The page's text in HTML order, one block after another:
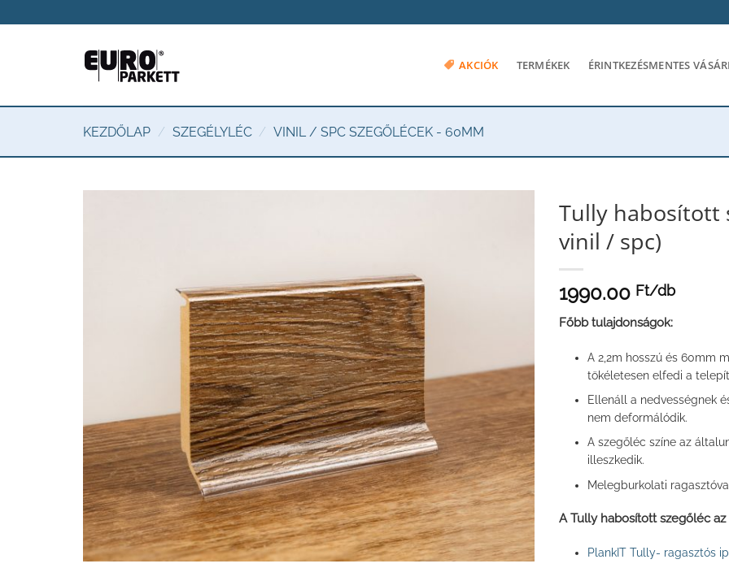
to
AKCIÓK TERMÉKEK ÉRINTKEZÉSMENTES
KEZDŐLAP / SZEGÉLYLÉC / VINIL / SPC SZEGŐLÉCEK - 60MM
Tully habosított
vinil / spc)
1990.00 Ft/db
Főbb tulajdonságok:
A 2,2m hosszú és 60mm
tökéletesen elfedi a
Ellenáll a nedvességnek
nem deformálódik.
A szegőléc színe az
illeszkedik.
Melegburkolati
A Tully habosított szegőléc
PlankIT Tully- ragasztós